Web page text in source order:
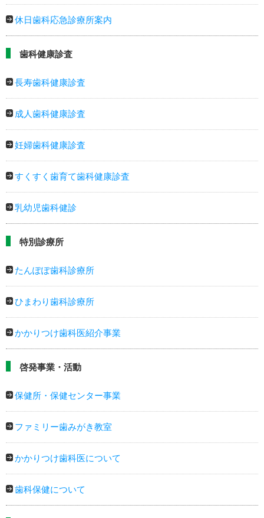
休日歯科応急診療所案内
歯科健康診査
長寿歯科健康診査
成人歯科健康診査
妊婦歯科健康診査
すくすく歯育て歯科健康診査
乳幼児歯科健診
特別診療所
たんぽぽ歯科診療所
ひまわり歯科診療所
かかりつけ歯科医紹介事業
啓発事業・活動
保健所・保健センター事業
ファミリー歯みがき教室
かかりつけ歯科医について
歯科保健について